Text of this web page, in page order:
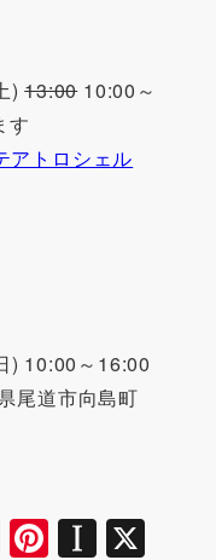
)13:0010:00～
す
アトロシェル
) 10:00～16:00
尾道市向島町
E Pi In